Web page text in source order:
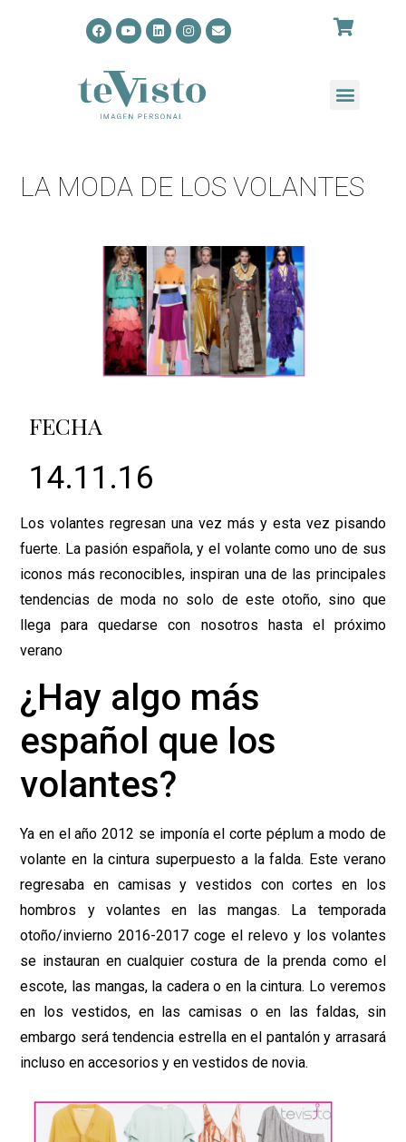
LA MODA DE LOS VOLANTES
FECHA
14.11.16
Los volantes regresan una vez más y esta vez pisando
fuerte. La pasión española, y el volante como uno de sus
iconos más reconocibles, inspiran una de las principales
tendencias de moda no solo de este otoño, sino que
llega para quedarse con nosotros hasta el próximo
verano
¿Hay algo más
español que los
volantes?
Ya en el año 2012 se imponía el corte péplum a modo de
volante en la cintura superpuesto a la falda. Este verano
regresaba en camisas y vestidos con cortes en los
hombros y volantes en las mangas. La temporada
otoño/invierno 2016-2017 coge el relevo y los volantes
se instauran en cualquier costura de la prenda como el
escote, las mangas, la cadera o en la cintura. Lo veremos
en los vestidos, en las camisas o en las faldas, sin
embargo será tendencia estrella en el pantalón y arrasará
incluso en accesorios y en vestidos de novia.